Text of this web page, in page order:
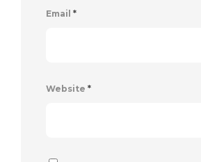
Email *
Website *